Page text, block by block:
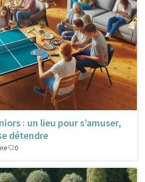
: un lieu pour s’amuser,
détendre
0